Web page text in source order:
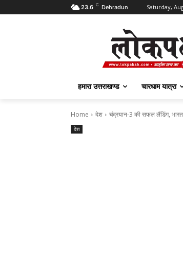
23.6 C Dehradun Saturday,
हमारा उत्तराखण्ड चारधाम यात्रा
Home देश चंद्रयान-3 की सफल लैंडिंग, भारत
देश